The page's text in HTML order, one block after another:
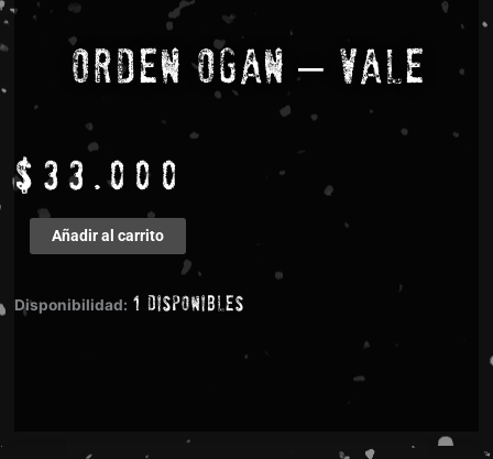
Orden Ogan – Vale
$ 33.000
Orden
Ogan
Vale
Añadir al carrito
Disponibilidad: 1 disponibles